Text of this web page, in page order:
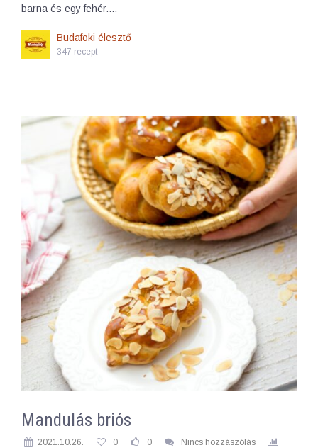
barna és egy fehér.…
Budafoki élesztő
347 recept
Mandulás briós
2021.10.26. 0 0
Nincs hozzászólás